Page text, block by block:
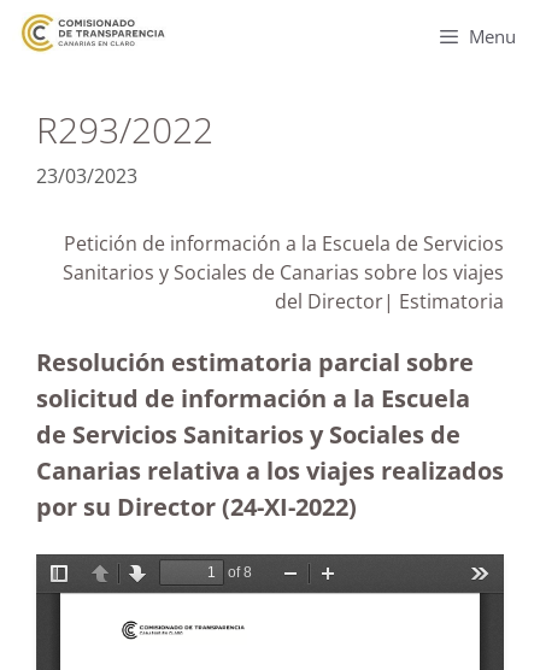
Menu
R293/2022
23/03/2023
Petición de información a la Escuela de Servicios
Sanitarios y Sociales de Canarias sobre los viajes
del Director| Estimatoria
Resolución estimatoria parcial sobre
solicitud de información a la Escuela
de Servicios Sanitarios y Sociales de
Canarias relativa a los viajes realizados
por su Director (24-XI-2022)